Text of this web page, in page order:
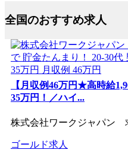
全国のおすすめ求人
【月収例46万円★高時給
35万円！／ハイ...
株式会社ワークジャパン
ゴールド求人